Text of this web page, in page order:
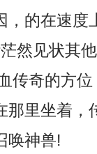
，的在速度
然见状其
传奇的方
那里坐着，
唤神兽!